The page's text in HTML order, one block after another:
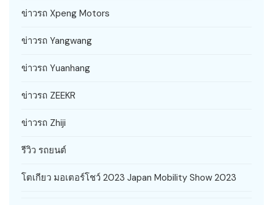
ข่าวรถ Xpeng Motors
ข่าวรถ Yangwang
ข่าวรถ Yuanhang
ข่าวรถ ZEEKR
ข่าวรถ Zhiji
รีวิว รถยนต์
โตเกียว มอเตอร์โชว์ 2023 Japan Mobility Show 2023